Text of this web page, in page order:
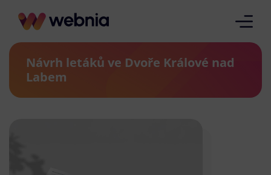
Návrh letáků ve Dvoře Králové nad
Labem